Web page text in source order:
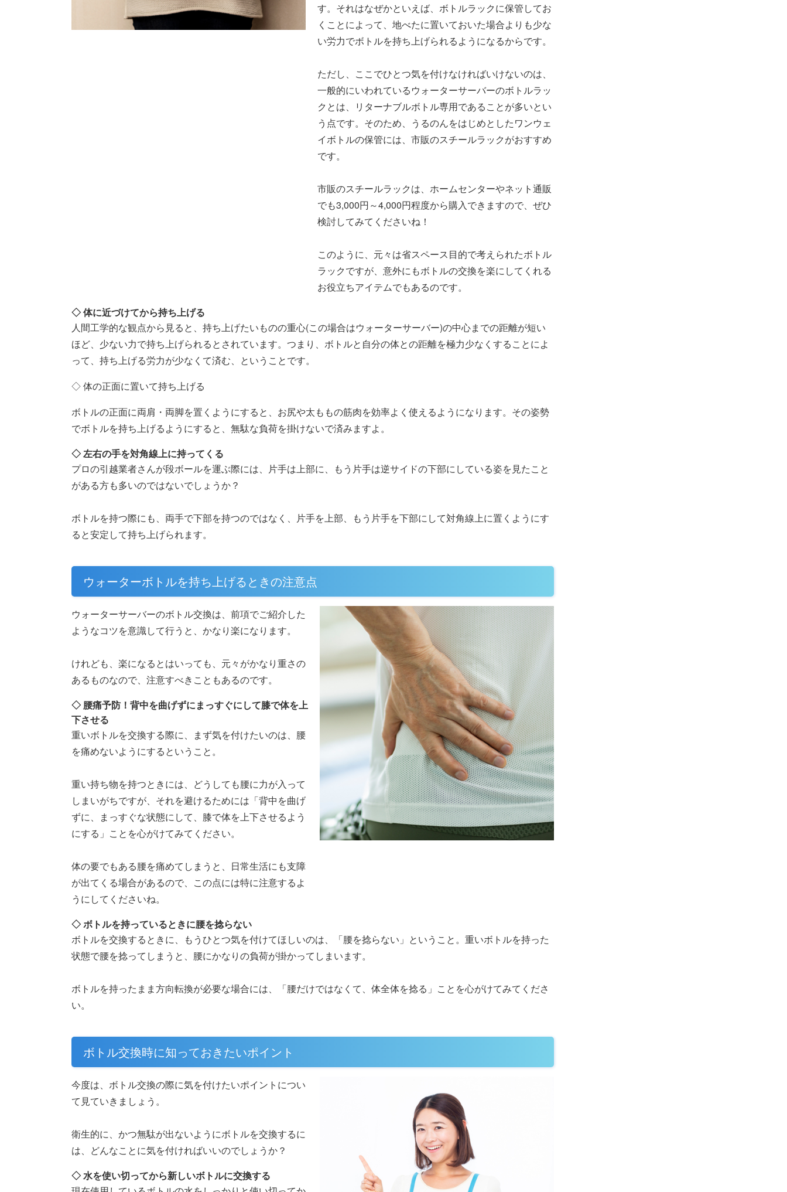
す。それはなぜかといえば、ボトルラックに保管してお
くことによって、地べたに置いておいた場合よりも少な
い労力でボトルを持ち上げられるようになるからです。
ただし、ここでひとつ気を付けなければいけないのは、
一般的にいわれているウォーターサーバーのボトルラッ
クとは、リターナブルボトル専用であることが多いとい
う点です。そのため、うるのんをはじめとしたワンウェ
イボトルの保管には、市販のスチールラックがおすすめ
です。
市販のスチールラックは、ホームセンターやネット通販
でも3,000円～4,000円程度から購入できますので、ぜひ
検討してみてくださいね！
このように、元々は省スペース目的で考えられたボトル
ラックですが、意外にもボトルの交換を楽にしてくれる
お役立ちアイテムでもあるのです。
◇ 体に近づけてから持ち上げる
人間工学的な観点から見ると、持ち上げたいものの重心(この場合はウォーターサーバー)の中心までの距離が短い
ほど、少ない力で持ち上げられるとされています。つまり、ボトルと自分の体との距離を極力少なくすることによ
って、持ち上げる労力が少なくて済む、ということです。
◇ 体の正面に置いて持ち上げる
ボトルの正面に両肩・両脚を置くようにすると、お尻や太ももの筋肉を効率よく使えるようになります。その姿勢
でボトルを持ち上げるようにすると、無駄な負荷を掛けないで済みますよ。
◇ 左右の手を対角線上に持ってくる
プロの引越業者さんが段ボールを運ぶ際には、片手は上部に、もう片手は逆サイドの下部にしている姿を見たこと
がある方も多いのではないでしょうか？
ボトルを持つ際にも、両手で下部を持つのではなく、片手を上部、もう片手を下部にして対角線上に置くようにす
ると安定して持ち上げられます。
ウォーターボトルを持ち上げるときの注意点
ウォーターサーバーのボトル交換は、前項でご紹介した
ようなコツを意識して行うと、かなり楽になります。
けれども、楽になるとはいっても、元々がかなり重さの
あるものなので、注意すべきこともあるのです。
◇ 腰痛予防！背中を曲げずにまっすぐにして膝で体を上
下させる
重いボトルを交換する際に、まず気を付けたいのは、腰
を痛めないようにするということ。
重い持ち物を持つときには、どうしても腰に力が入って
しまいがちですが、それを避けるためには「背中を曲げ
ずに、まっすぐな状態にして、膝で体を上下させるよう
にする」ことを心がけてみてください。
体の要でもある腰を痛めてしまうと、日常生活にも支障
が出てくる場合があるので、この点には特に注意するよ
うにしてくださいね。
◇ ボトルを持っているときに腰を捻らない
ボトルを交換するときに、もうひとつ気を付けてほしいのは、「腰を捻らない」ということ。重いボトルを持った
状態で腰を捻ってしまうと、腰にかなりの負荷が掛かってしまいます。
ボトルを持ったまま方向転換が必要な場合には、「腰だけではなくて、体全体を捻る」ことを心がけてみてくださ
い。
ボトル交換時に知っておきたいポイント
今度は、ボトル交換の際に気を付けたいポイントについ
て見ていきましょう。
衛生的に、かつ無駄が出ないようにボトルを交換するに
は、どんなことに気を付ければいいのでしょうか？
◇ 水を使い切ってから新しいボトルに交換する